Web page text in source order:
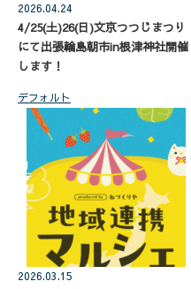
2026.04.24
4/25(土)26(日)文京つつじまつり
にて出張輪島朝市in根津神社開催
します！
デフォルト
2026.03.15